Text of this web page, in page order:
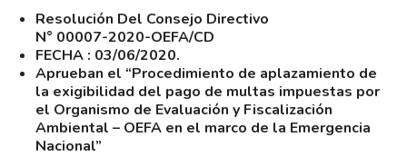
Resolución Del Consejo Directivo
N° 00007-2020-OEFA/CD
FECHA : 03/06/2020.
Aprueban el “Procedimiento de aplazamiento de
la exigibilidad del pago de multas impuestas por
el Organismo de Evaluación y Fiscalización
Ambiental – OEFA en el marco de la Emergencia
Nacional”